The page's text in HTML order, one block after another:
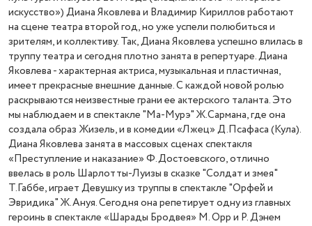
искусство») Диана Яковлева и Владимир Кириллов работают
на сцене театра второй год, но уже успели полюбиться и
зрителям, и коллективу. Так, Диана Яковлева успешно влилась в
труппу театра и сегодня плотно занята в репертуаре. Диана
Яковлева - характерная актриса, музыкальная и пластичная,
имеет прекрасные внешние данные. С каждой новой ролью
раскрываются неизвестные грани ее актерского таланта. Это
мы наблюдаем и в спектакле "Ма-Мурэ" Ж.Сармана, где она
создала образ Жизель, и в комедии «Лжец» Д.Псафаса (Кула).
Диана Яковлева занята в массовых сценах спектакля
«Преступление и наказание» Ф.Достоевского, отлично
ввелась в роль Шарлотты-Луизы в сказке "Солдат и змея"
Т.Габбе, играет Девушку из труппы в спектакле "Орфей и
Эвридика" Ж.Ануя. Сегодня она репетирует одну из главных
героинь в спектакле «Шарады Бродвея» М. Орр и Р. Дэнем